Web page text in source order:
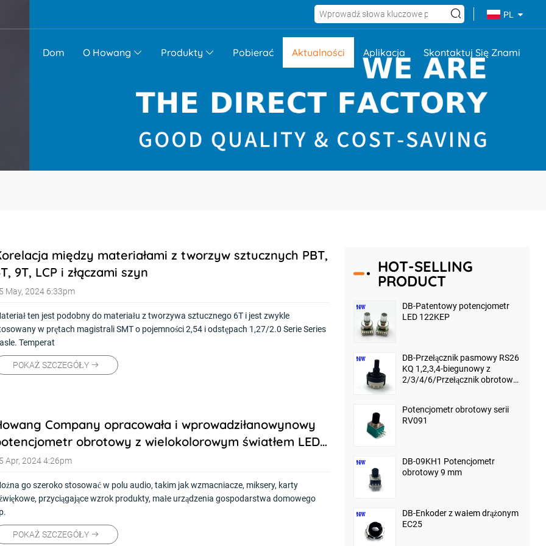
PL
Dom O Howang Produkty Pobierać Aktualności Aplikacja Skontaktuj Się Znami
między materiałami z tworzyw sztucznych PBT,
9T, LCP i złączami szyn
May, 2024 6:33pm
ten jest podobny do materiału z tworzywa sztucznego 6T i jest zwykle
w prętach magistrali SMT o pojemności 2,54 i odstępach 1,27/2.0 Serie Series
Temperat
POKAŻ SZCZEGÓŁY
Company opracowała i wprowadziłanowynowy
obrotowy z wielokolorowym światłem LED,
w branży audio
Apr, 2024 4:26pm
go szeroko stosować w polu audio, takim jak wzmacniacze, miksery, karty
przyciągające wzrok produkty, małe urządzenia gospodarstwa domowego
POKAŻ SZCZEGÓŁY
HOT-SELLING
PRODUCT
DB-Patentowy potencjometr
LED 122KEP
DB-Przełącznik pasmowy RS26
KQ 1,2,3,4-biegunowy z
2/3/4/6/Przełącznik obrotowy
Potencjometr obrotowy serii
RV091
DB-09KH1 Potencjometr
obrotowy 9 mm
DB-Enkoder z wałem drążonym
EC25